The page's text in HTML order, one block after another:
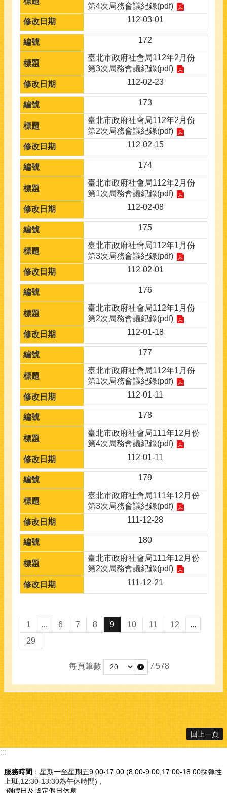
第4次局務會議紀錄(pdf)
112-03-01
172
臺北市政府社會局112年2月份
第3次局務會議紀錄(pdf)
112-02-23
173
臺北市政府社會局112年2月份
第2次局務會議紀錄(pdf)
112-02-15
174
臺北市政府社會局112年2月份
第1次局務會議紀錄(pdf)
112-02-08
175
臺北市政府社會局112年1月份
第3次局務會議紀錄(pdf)
112-02-01
176
臺北市政府社會局112年1月份
第2次局務會議紀錄(pdf)
112-01-18
177
臺北市政府社會局112年1月份
第1次局務會議紀錄(pdf)
112-01-11
178
臺北市政府社會局111年12月份
第4次局務會議紀錄(pdf)
112-01-11
179
臺北市政府社會局111年12月份
第3次局務會議紀錄(pdf)
111-12-28
180
臺北市政府社會局111年12月份
第2次局務會議紀錄(pdf)
111-12-21
1 ... 6 7 8 9 10 11 12
...
29
每頁筆數 / 578
回上一頁
:::
服務時間 ：星期一至星期五9:00-17:00 (8:00-9:00,17:00-18:00採彈性
上班 ,12:30-13:30為午休時間)，
例假日及國定假日休息